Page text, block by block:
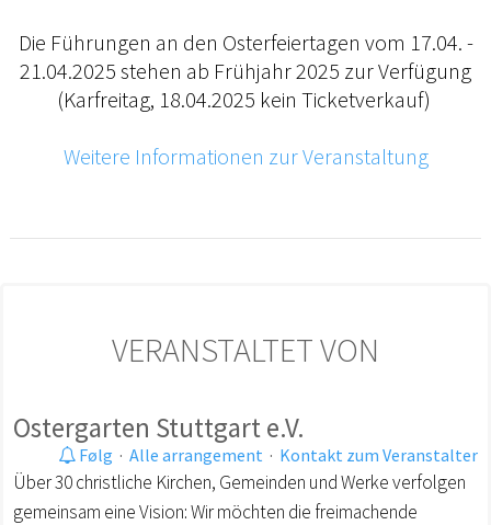
Die Führungen an den Osterfeiertagen vom 17.04. -
21.04.2025 stehen ab Frühjahr 2025 zur Verfügung
(Karfreitag, 18.04.2025 kein Ticketverkauf)
Weitere Informationen zur Veranstaltung
VERANSTALTET VON
Ostergarten Stuttgart e.V.
Følg · Alle arrangement · Kontakt zum Veranstalter
Über 30 christliche Kirchen, Gemeinden und Werke verfolgen
gemeinsam eine Vision: Wir möchten die freimachende